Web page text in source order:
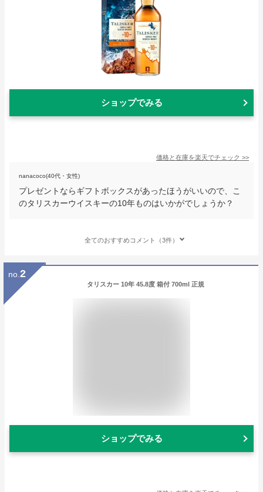
ショップでみる
価格と在庫を楽天でチェック >>
nanacoco(40代・女性)
プレゼントならギフトボックスがあったほうがいいので、こ
のタリスカーウイスキーの10年ものはいかがでしょうか？
全てのおすすめコメント（3件）
no. 2
タリスカー 10年 45.8度 箱付 700ml 正規
ショップでみる